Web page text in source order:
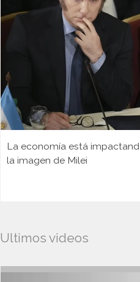
La economía está
la imagen de Milei
Ultimos videos